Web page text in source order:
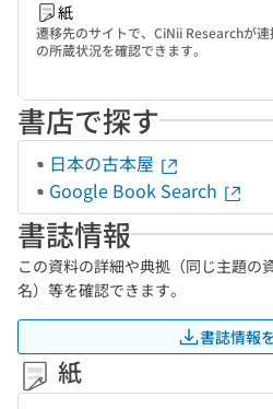
紙
遷移先のサイトで、CiNii Researchが
の所蔵状況を確認できます。
書店で探す
日本の古本屋
Google Book Search
書誌情報
この資料の詳細や典拠（同じ主題の
名）等を確認できます。
書誌情報
紙